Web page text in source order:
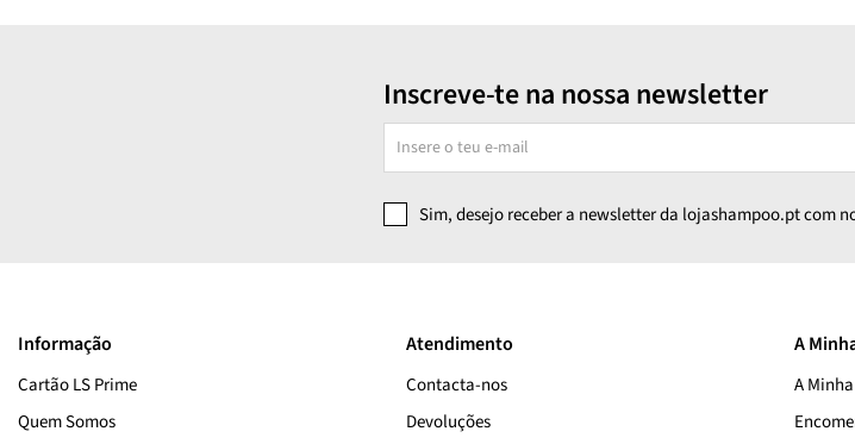
Inscreve-te na nossa newsletter
Sim, desejo receber a newsletter da lojashampoo.pt com
Informação
Cartão LS Prime
Quem Somos
Atendimento
Contacta-nos
Devoluções
A
A